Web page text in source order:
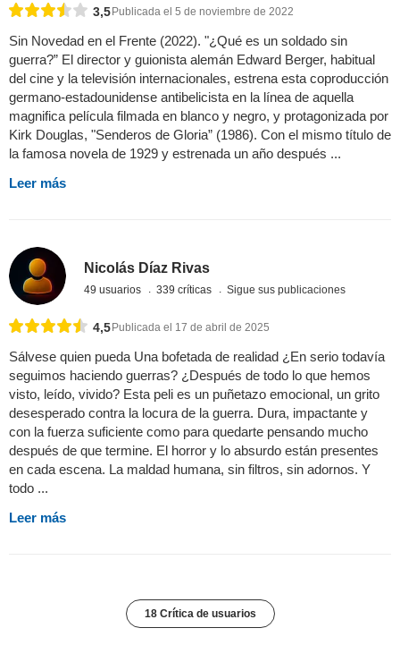
3,5 Publicada el 5 de noviembre de 2022
Sin Novedad en el Frente (2022). "¿Qué es un soldado sin
guerra?” El director y guionista alemán Edward Berger, habitual
del cine y la televisión internacionales, estrena esta coproducción
germano-estadounidense antibelicista en la línea de aquella
magnifica película filmada en blanco y negro, y protagonizada por
Kirk Douglas, "Senderos de Gloria” (1986). Con el mismo título de
la famosa novela de 1929 y estrenada un año después ...
Leer más
Nicolás Díaz Rivas
49 usuarios 339 críticas Sigue sus publicaciones
4,5Publicada el 17 de abril de 2025
Sálvese quien pueda Una bofetada de realidad ¿En serio todavía
seguimos haciendo guerras? ¿Después de todo lo que hemos
visto, leído, vivido? Esta peli es un puñetazo emocional, un grito
desesperado contra la locura de la guerra. Dura, impactante y
con la fuerza suficiente como para quedarte pensando mucho
después de que termine. El horror y lo absurdo están presentes
en cada escena. La maldad humana, sin filtros, sin adornos. Y
todo ...
Leer más
18 Crítica de usuarios